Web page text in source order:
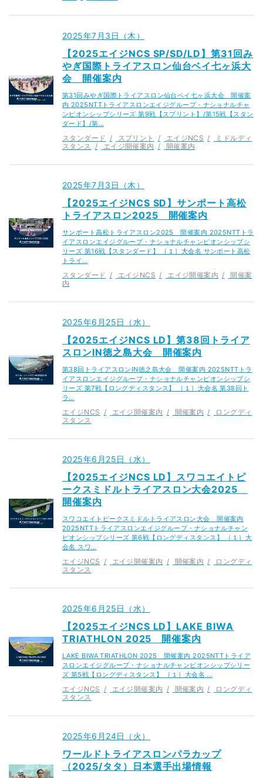
2025年7月3日（木）
【2025エイジNCS SP/SD/LD】第31回み
やぎ国際トライアスロン仙台ベイ七ヶ浜大
会 開催案内
第31回みやぎ国際トライアスロン仙台ベイ七ヶ浜大会 開催案
内 2025NTTトライアスロンエイジグループ・ナショナルチャ
ンピオンシップシリーズ 第9戦【スプリント】/第15戦【スタン
ダード】/第…
スタンダード スプリント エイジNCS
ミドルディ
スタンス
エイジ開催案内 開催案内
2025年7月3日（木）
【2025エイジNCS SD】サンポート高松
トライアスロン2025 開催案内
サンポート高松トライアスロン2025 開催案内 2025NTTトラ
イアスロンエイジグループ・ナショナルチャンピオンシップシ
リーズ 第16戦【スタンダード】 ［１］大会名 サンポート高松
トライ…
スタンダード エイジNCS エイジ開催案内
開催案
内
2025年6月25日（水）
【2025エイジNCS LD】第38回トライア
スロンIN徳之島大会 開催案内
第38回トライアスロンIN徳之島大会 開催案内 2025NTTトラ
イアスロンエイジグループ・ナショナルチャンピオンシップシ
リーズ 第7戦【ロングディスタンス】 ［１］大会名 第38回ト
ラ…
エイジNCS エイジ開催案内 開催案内
ロングディ
スタンス
2025年6月25日（水）
【2025エイジNCS LD】スワコエイトピ
ークスミドルトライアスロン大会2025
開催案内
スワコエイトピークスミドルトライアスロン大会 開催案内
2025NTTトライアスロンエイジグループ・ナショナルチャン
ピオンシップシリーズ 第6戦【ロングディスタンス】 ［１］大
会名 スワ…
エイジNCS エイジ開催案内 開催案内
ロングディ
スタンス
2025年6月25日（水）
【2025エイジNCS LD】LAKE BIWA
TRIATHLON 2025 開催案内
LAKE BIWA TRIATHLON 2025 開催案内 2025NTTトライア
スロンエイジグループ・ナショナルチャンピオンシップシリー
ズ 第5戦【ロングディスタンス】 ［１］大会名 …
エイジNCS エイジ開催案内 開催案内
ロングディ
スタンス
2025年6月24日（火）
ワールドトライアスロンパラカップ
（2025/タタ）日本選手出場情報